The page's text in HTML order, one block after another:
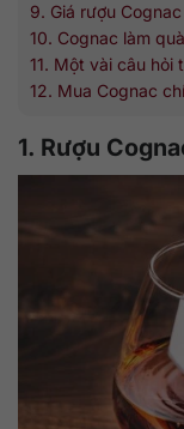
9. Giá rượu
10. Cognac làm
11. Một vài câu hỏi
12. Mua Cognac
1. Rượu